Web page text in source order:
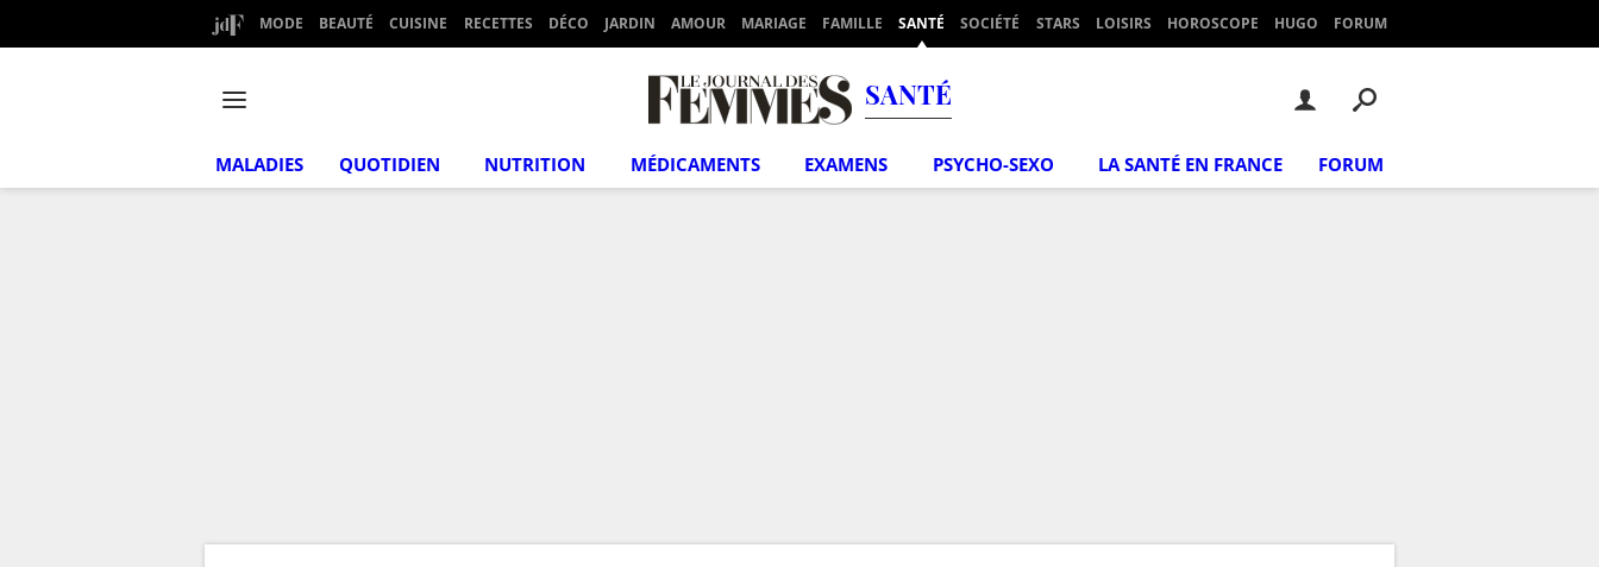
MODE BEAUTÉ CUISINE RECETTES DÉCO JARDIN AMOUR MARIAGE FAMILLE SANTÉ SOCIÉTÉ STARS LOISIRS HOROSCOPE HUGO FORUM
SANTÉ
MALADIES QUOTIDIEN NUTRITION MÉDICAMENTS EXAMENS PSYCHO-SEXO LA SANTÉ EN FRANCE FORUM